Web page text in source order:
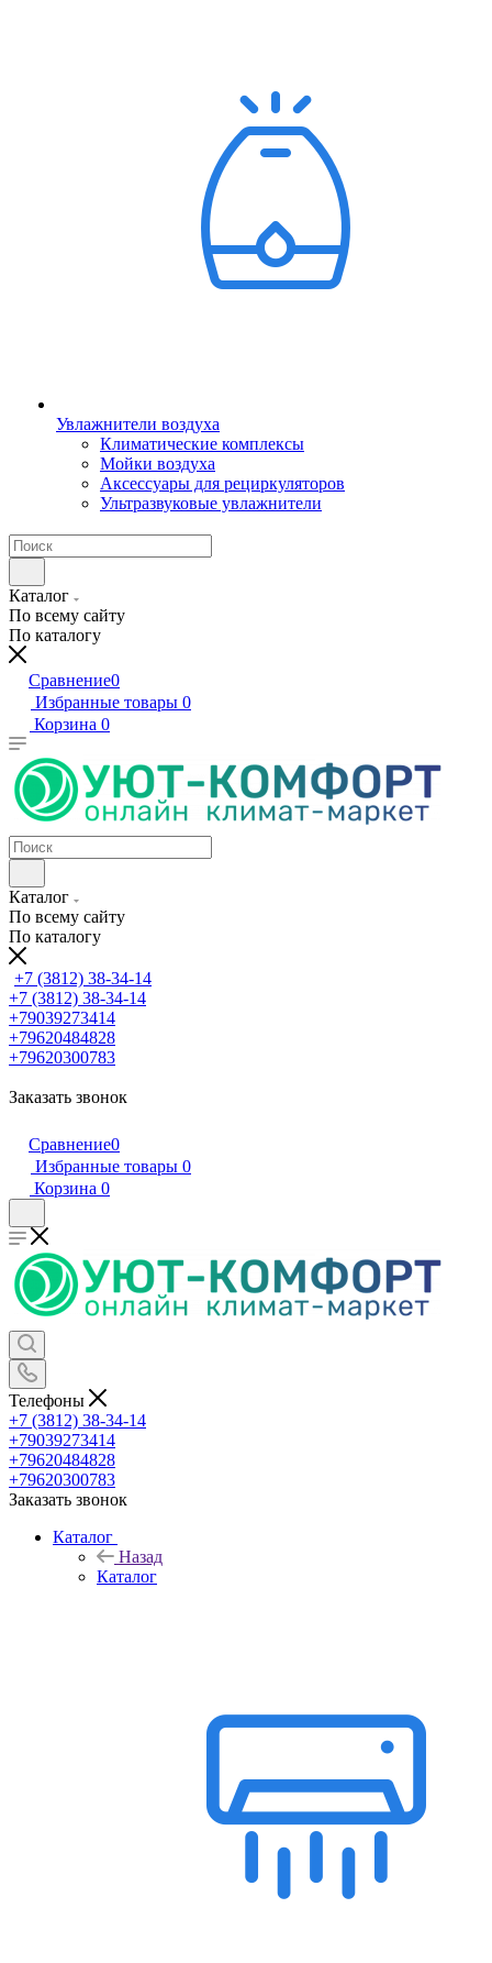
Увлажнители воздуха
Климатические комплексы
Мойки воздуха
Аксессуары для рециркуляторов
Ультразвуковые увлажнители
Каталог
По всему сайту
По каталогу
Сравнение0
Избранные товары 0
Корзина 0
Каталог
По всему сайту
По каталогу
+7 (3812) 38-34-14
+7 (3812) 38-34-14
+79039273414
+79620484828
+79620300783
Заказать звонок
Сравнение0
Избранные товары 0
Корзина 0
Телефоны
+7 (3812) 38-34-14
+79039273414
+79620484828
+79620300783
Заказать звонок
Каталог
Назад
Каталог